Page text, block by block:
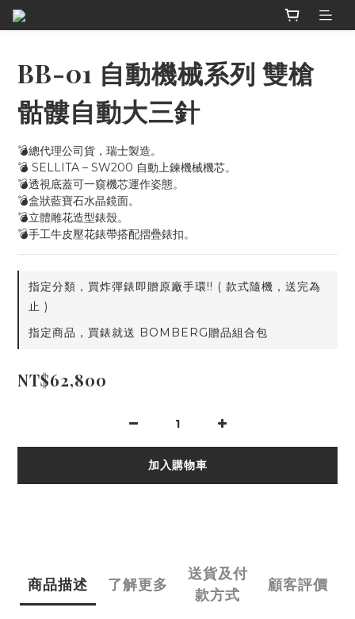
BB-01 自動機械系列 雙槍
骷髏自動大三針
💣總代理公司貨，瑞士製造。
💣 SELLITA – SW200 自動上鍊機械機芯。
💣透視底蓋可一窺機芯運作姿態。
💣盒狀藍寶石水晶鏡面。
💣立體雕花造型錶殼。
💣手工牛皮壓花錶帶搭配摺疊錶扣。
指定分類，買炸彈錶即贈原廠手環!! ( 款式隨機，送完為
止 )
指定商品，買錶就送 BOMBERG贈品組合包
NT$62,800
加入購物車
商品描述 了解更多
送貨及付
款方式
顧客評價